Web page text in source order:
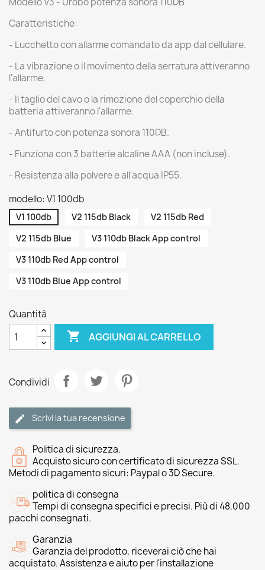
Caratteristiche:
- Lucchetto con allarme comandato da app dal cellulare.
- La vibrazione o il movimento della serratura attiveranno
l'allarme.
- Il taglio del cavo o la rimozione del coperchio della
batteria attiveranno l'allarme.
- Antifurto con potenza sonora 110DB.
- Funziona con 3 batterie alcaline AAA (non incluse).
- Resistenza alla polvere e all'acqua IP55.
modello: V1 100db
V1 100db V2 115db Black
V2 115db Red
V2 115db Blue
V3 110db Black App control
V3 110db Red App control
V3 110db Blue App control
Quantità
 AGGIUNGI AL CARRELLO
Condividi
Scrivi la tua recensione
Politica di sicurezza.
Acquisto sicuro con certificato di sicurezza SSL.
Metodi di pagamento sicuri: Paypal o 3D Secure.
politica di consegna
Tempi di consegna specifici e precisi. Più di 48.000
pacchi consegnati.
Garanzia
Garanzia del prodotto, riceverai ciò che hai
acquistato. Assistenza e aiuto per l'installazione